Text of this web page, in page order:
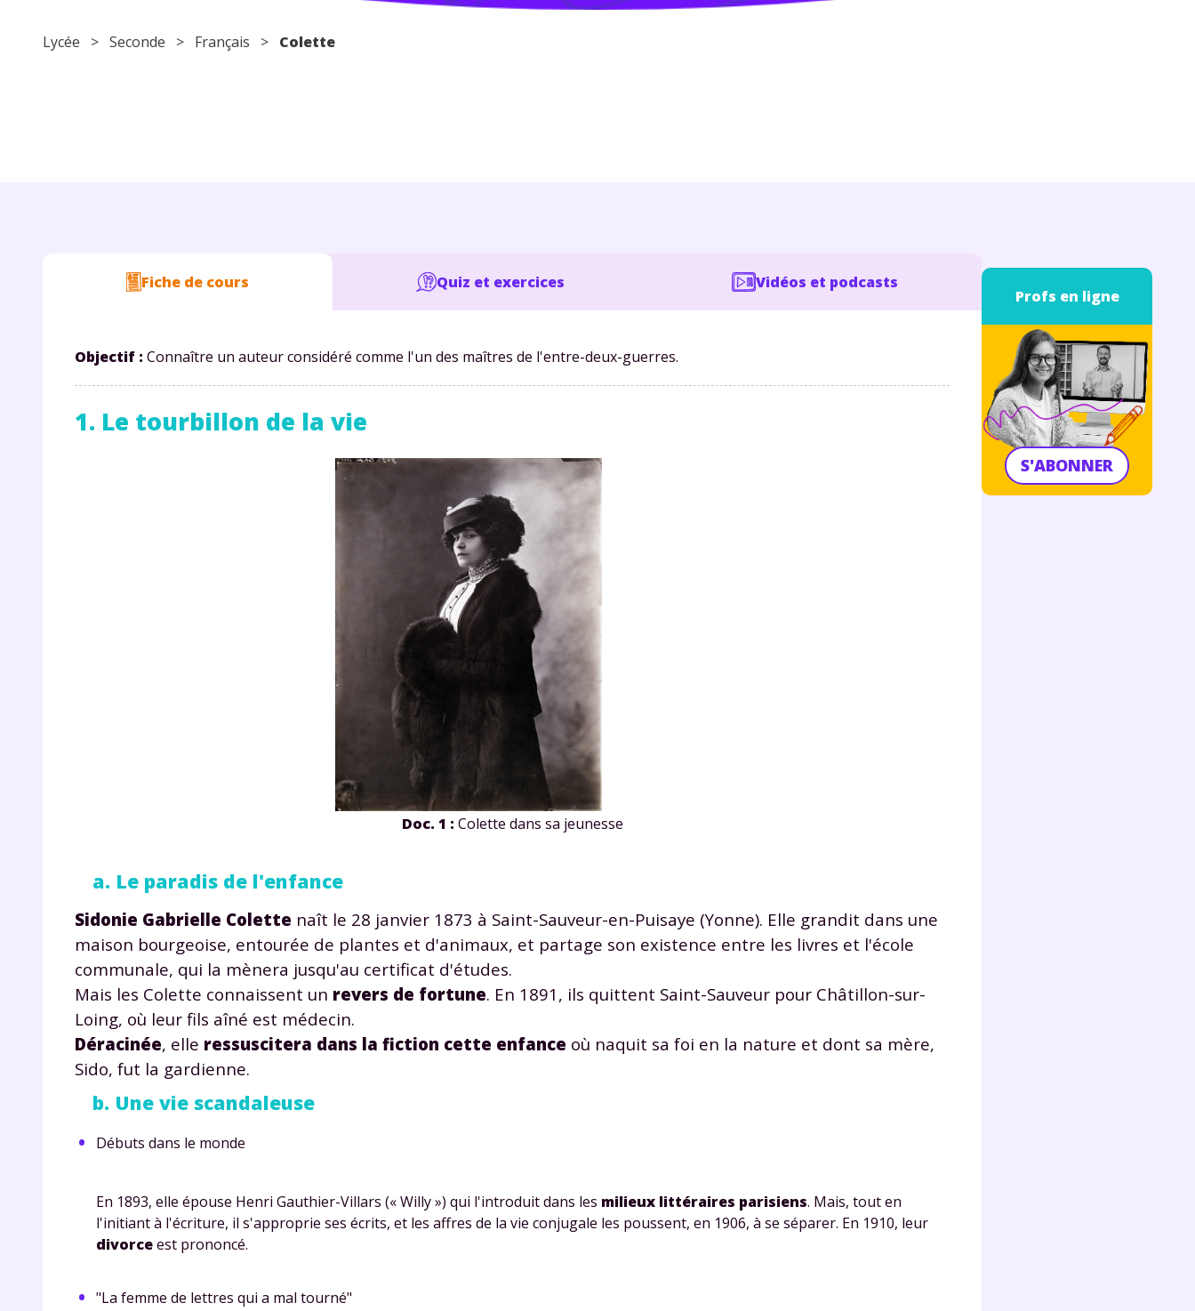
Lycée > Seconde > Français > Colette
Fiche de cours Quiz et exercices Vidéos et podcasts
Objectif : Connaître un auteur considéré comme l'un des maîtres de l'entre-deux-guerres.
1. Le tourbillon de la vie
Doc. 1 : Colette dans sa jeunesse
a. Le paradis de l'enfance
Sidonie Gabrielle Colette naît le 28 janvier 1873 à Saint-Sauveur-en-Puisaye (Yonne). Elle grandit dans une
maison bourgeoise, entourée de plantes et d'animaux, et partage son existence entre les livres et l'école
communale, qui la mènera jusqu'au certificat d'études.
Mais les Colette connaissent un revers de fortune. En 1891, ils quittent Saint-Sauveur pour Châtillon-sur-
Loing, où leur fils aîné est médecin.
Déracinée, elle ressuscitera dans la fiction cette enfance où naquit sa foi en la nature et dont sa mère,
Sido, fut la gardienne.
b. Une vie scandaleuse
Débuts dans le monde
En 1893, elle épouse Henri Gauthier-Villars («Willy») qui l'introduit dans les milieux littéraires parisiens. Mais, tout en
l'initiant à l'écriture, il s'approprie ses écrits, et les affres de la vie conjugale les poussent, en 1906, à se séparer. En 1910, leur
divorceest prononcé.
"La femme de lettres qui a mal tourné"
Profs en ligne
S'ABONNER